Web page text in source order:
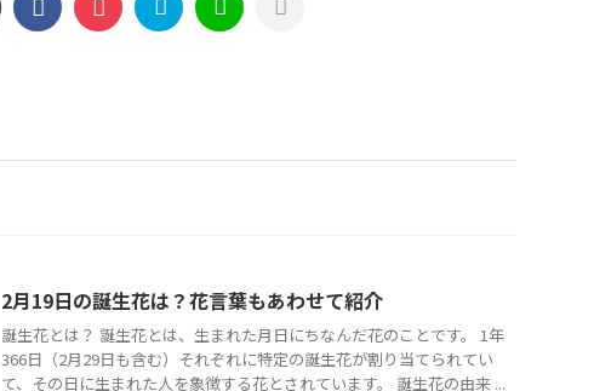
2月19日の誕生花は？花言葉もあわせて紹介
誕生花とは？ 誕生花とは、生まれた月日にちなんだ花のことです。 1年
366日（2月29日も含む）それぞれに特定の誕生花が割り当てられてい
て、その日に生まれた人を象徴する花とされています。 誕生花の由来 ...